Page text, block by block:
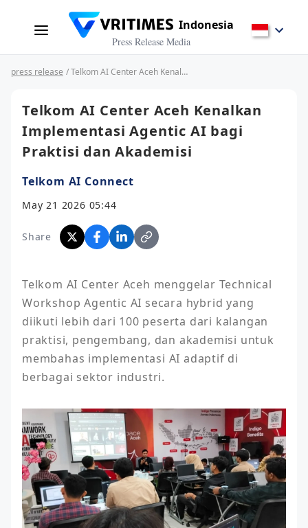
Indonesia
Press Release Media
press release / Telkom AI Center Aceh Kenalkan Implementasi Agentic AI bagi Praktisi dan Akademisi
Telkom AI Center Aceh Kenalkan
Implementasi Agentic AI bagi
Praktisi dan Akademisi
Telkom AI Connect
May 21 2026 05:44
Share
Telkom AI Center Aceh menggelar Technical
Workshop Agentic AI secara hybrid yang
diikuti lebih dari 100 peserta dari kalangan
praktisi, pengembang, dan akademisi untuk
membahas implementasi AI adaptif di
berbagai sektor industri.